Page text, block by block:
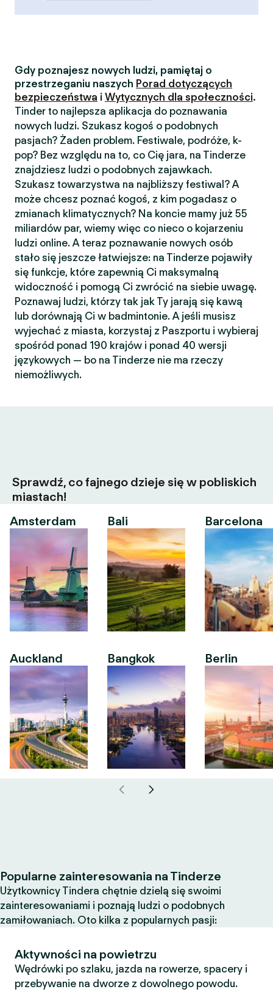
Gdy poznajesz nowych ludzi, pamiętaj o
przestrzeganiu naszych Porad dotyczących
bezpieczeństwa i Wytycznych dla społeczności.
Tinder to najlepsza aplikacja do poznawania
nowych ludzi. Szukasz kogoś o podobnych
pasjach? Żaden problem. Festiwale, podróże, k-
pop? Bez względu na to, co Cię jara, na Tinderze
znajdziesz ludzi o podobnych zajawkach.
Szukasz towarzystwa na najbliższy festiwal? A
może chcesz poznać kogoś, z kim pogadasz o
zmianach klimatycznych? Na koncie mamy już 55
miliardów par, wiemy więc co nieco o kojarzeniu
ludzi online. A teraz poznawanie nowych osób
stało się jeszcze łatwiejsze: na Tinderze pojawiły
się funkcje, które zapewnią Ci maksymalną
widoczność i pomogą Ci zwrócić na siebie uwagę.
Poznawaj ludzi, którzy tak jak Ty jarają się kawą
lub dorównają Ci w badmintonie. A jeśli musisz
wyjechać z miasta, korzystaj z Paszportu i wybieraj
spośród ponad 190 krajów i ponad 40 wersji
językowych — bo na Tinderze nie ma rzeczy
niemożliwych.
Sprawdź, co fajnego dzieje się w pobliskich
miastach!
Amsterdam
Auckland
Bali
Bangkok
Barcelona
Berlin
Popularne zainteresowania na Tinderze
Użytkownicy Tindera chętnie dzielą się swoimi
zainteresowaniami i poznają ludzi o podobnych
zamiłowaniach. Oto kilka z popularnych pasji:
Aktywności na powietrzu
Wędrówki po szlaku, jazda na rowerze, spacery i
przebywanie na dworze z dowolnego powodu.